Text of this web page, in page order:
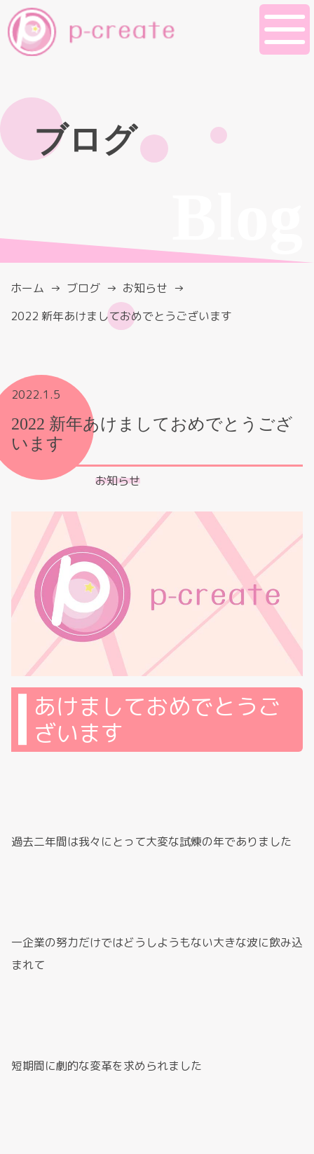
ブログ
ホーム ブログ
お知らせ
2022 新年あけましておめでとうございます
2022.1.5
2022 新年あけましておめでとうござ
います
お知らせ
あけましておめでとうご
ざいます
過去二年間は我々にとって大変な試煉の年でありました
一企業の努力だけではどうしようもない大きな波に飲み込
まれて
短期間に劇的な変革を求められました